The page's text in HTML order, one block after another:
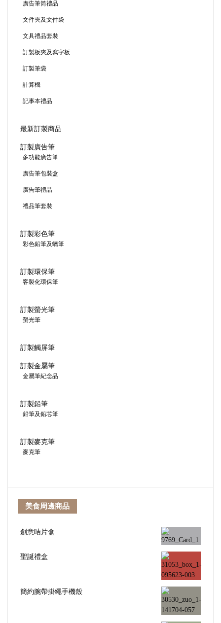
廣告筆筒禮品
文件夾及文件袋
文具禮品套裝
訂製板夾及寫字板
訂製筆袋
計算機
記事本禮品
最新訂製商品
訂製廣告筆
多功能廣告筆
廣告筆包裝盒
廣告筆禮品
禮品筆套裝
訂製彩色筆
彩色鉛筆及蠟筆
訂製環保筆
客製化環保筆
訂製螢光筆
螢光筆
訂製觸屏筆
訂製金屬筆
金屬筆紀念品
訂製鉛筆
鉛筆及鉛芯筆
訂製麥克筆
麥克筆
美食周邊商品
創意咭片盒
聖誕禮盒
簡約腕帶掛繩手機殼